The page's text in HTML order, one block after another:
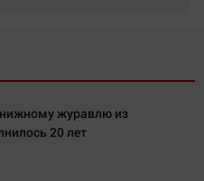
журавлю из
20 лет